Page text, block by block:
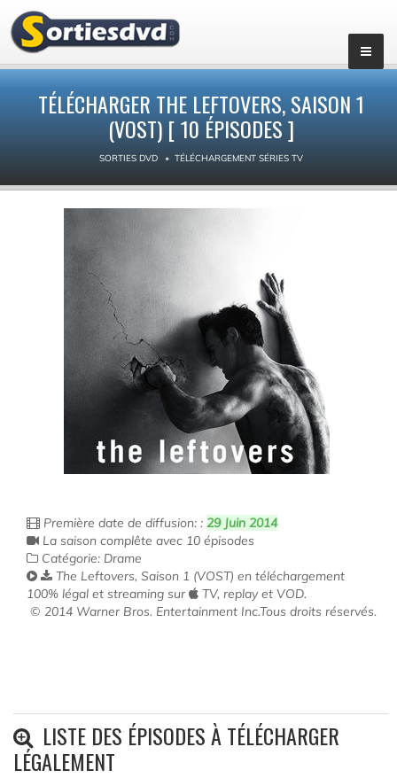
TÉLÉCHARGER THE LEFTOVERS, SAISON 1
(VOST) [ 10 ÉPISODES ]
SORTIES DVD TÉLÉCHARGEMENT SÉRIES TV
Première date de diffusion: : 29 Juin 2014
La saison complête avec 10 épisodes
Catégorie: Drame
The Leftovers, Saison 1 (VOST) en téléchargement
100% légal et streaming sur
TV, replay et VOD.
© 2014 Warner Bros. Entertainment Inc.Tous droits réservés.
LISTE DES ÉPISODES À TÉLÉCHARGER
LÉGALEMENT